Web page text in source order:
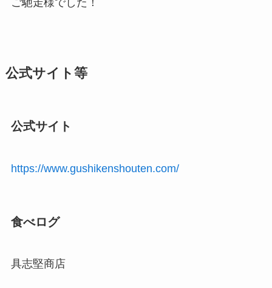
ご馳走様でした！
公式サイト等
公式サイト
https://www.gushikenshouten.com/
食べログ
具志堅商店